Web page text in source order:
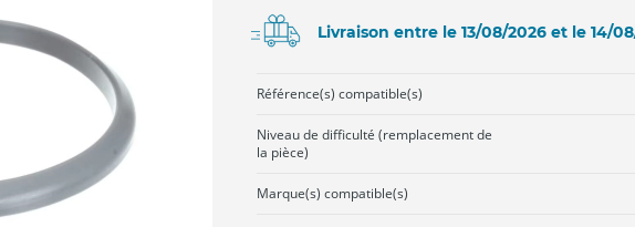
Livraison entre le 13/08/2026 et le 14/
Référence(s) compatible(s)
Niveau de difficulté (remplacement de
la pièce)
Marque(s) compatible(s)